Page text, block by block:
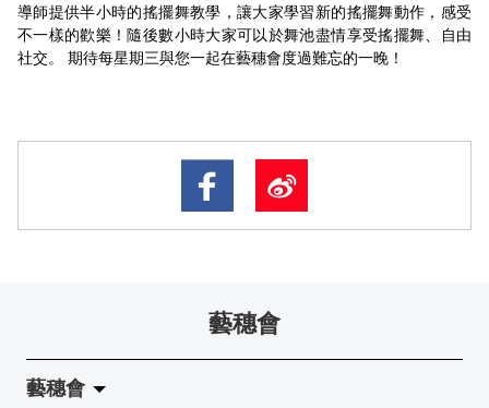
導師提供半小時的搖擺舞教學，讓大家學習新的搖擺舞動作，感受
不一樣的歡樂！隨後數小時大家可以於舞池盡情享受搖擺舞、自由
社交。 期待每星期三與您一起在藝穗會度過難忘的一晚！
藝穗會
藝穗會